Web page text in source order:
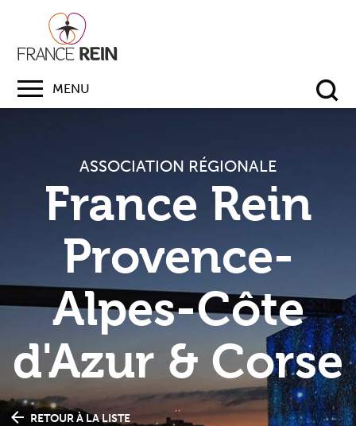
MENU
ASSOCIATION RÉGIONALE
France Rein
Provence-
Alpes-Côte
d'Azur & Corse
RETOUR À LA LISTE